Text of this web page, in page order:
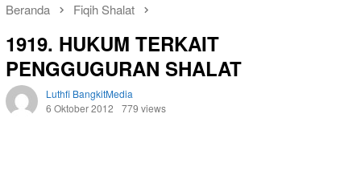
Beranda Fiqih Shalat
1919. HUKUM TERKAIT
PENGGUGURAN SHALAT
Luthfi BangkitMedia
6 Oktober 2012
779 views